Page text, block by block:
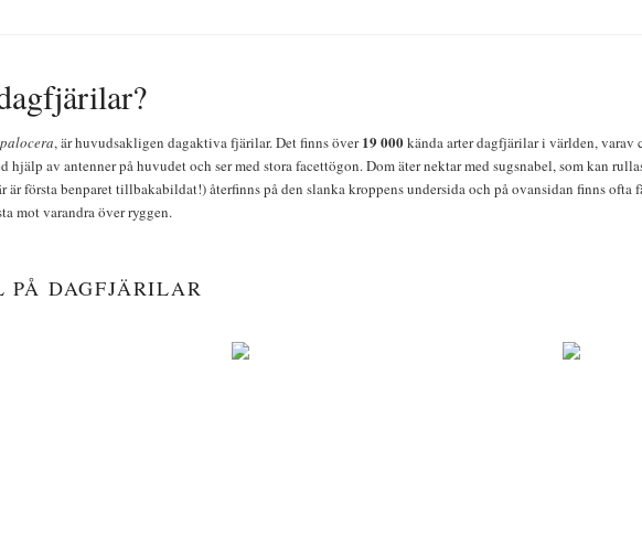
, är huvudsakligen dagaktiva fjärilar. Det finns över19 000kända arter dagfjärilar i världen, varav
hjälp av antenner på huvudet och ser med stora facettögon. Dom äter nektar med sugsnabel, som kan
är första benparet tillbakabildat!) återfinns på den slanka kroppens undersida och på ovansidan finns ofta
mot varandra över ryggen.
PÅ DAGFJÄRILAR